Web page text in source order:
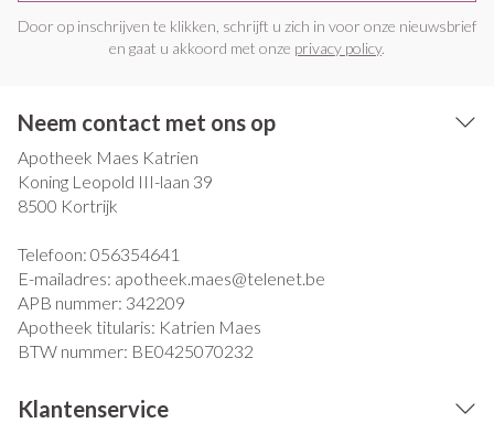
Door op inschrijven te klikken, schrijft u zich in voor onze nieuwsbrief
en gaat u akkoord met onze privacy policy.
Neem contact met ons op
Apotheek Maes Katrien
Koning Leopold III-laan 39
8500 Kortrijk
Telefoon: 056354641
E-mailadres: apotheek.maes@telenet.be
APB nummer: 342209
Apotheek titularis: Katrien Maes
BTW nummer: BE0425070232
Klantenservice